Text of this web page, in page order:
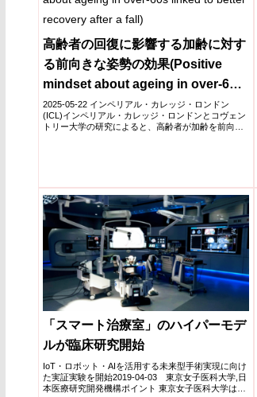
高齢者の回復に影響する加齢に対す
る前向きな姿勢の効果(Positive
mindset about ageing in over-60s
linked to better recovery after a
fall)
2025-05-22 インペリアル・カレッジ・ロンドン
(ICL)インペリアル・カレッジ・ロンドンとコヴェン
トリー大学の研究によると、高齢者が加齢を前向き
「スマート治療室」のハイパーモデ
ルが臨床研究開始
IoT・ロボット・AIを活用する未来型手術実現に向け
た実証実験を開始2019-04-03 東京女子医科大学,日
本医療研究開発機構ポイント 東京女子医科大学は本